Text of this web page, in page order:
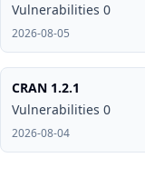
Vulnerabilities 0
2026-08-05
CRAN 1.2.1
Vulnerabilities 0
2026-08-04